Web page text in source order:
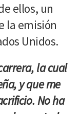
ellos, un
la emisión
Unidos.
la cual
y que me
No ha